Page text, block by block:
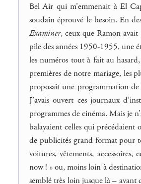
Bel Air qui m’emmenait à El
soudain éprouvé le besoin. En
Examiner, ceux que Ramon
pile des années 1950-1955, une
les numéros tout à fait au
premières de notre mariage, les
proposait une programmation
J’avais ouvert ces journaux
programmes de cinéma. Mais je
balayaient celles qui précédaient
de publicités grand format pour
voitures, vêtements,
now ! » ou, moins loin à
semblé très loin jusque là – avant